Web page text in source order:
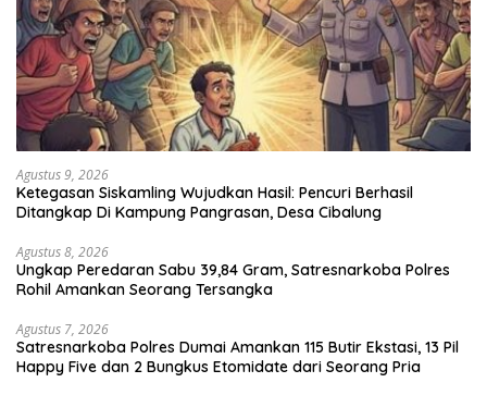
Agustus 9, 2026
Ketegasan Siskamling Wujudkan Hasil: Pencuri Berhasil
Ditangkap Di Kampung Pangrasan, Desa Cibalung
Agustus 8, 2026
Ungkap Peredaran Sabu 39,84 Gram, Satresnarkoba Polres
Rohil Amankan Seorang Tersangka
Agustus 7, 2026
Satresnarkoba Polres Dumai Amankan 115 Butir Ekstasi, 13 Pil
Happy Five dan 2 Bungkus Etomidate dari Seorang Pria